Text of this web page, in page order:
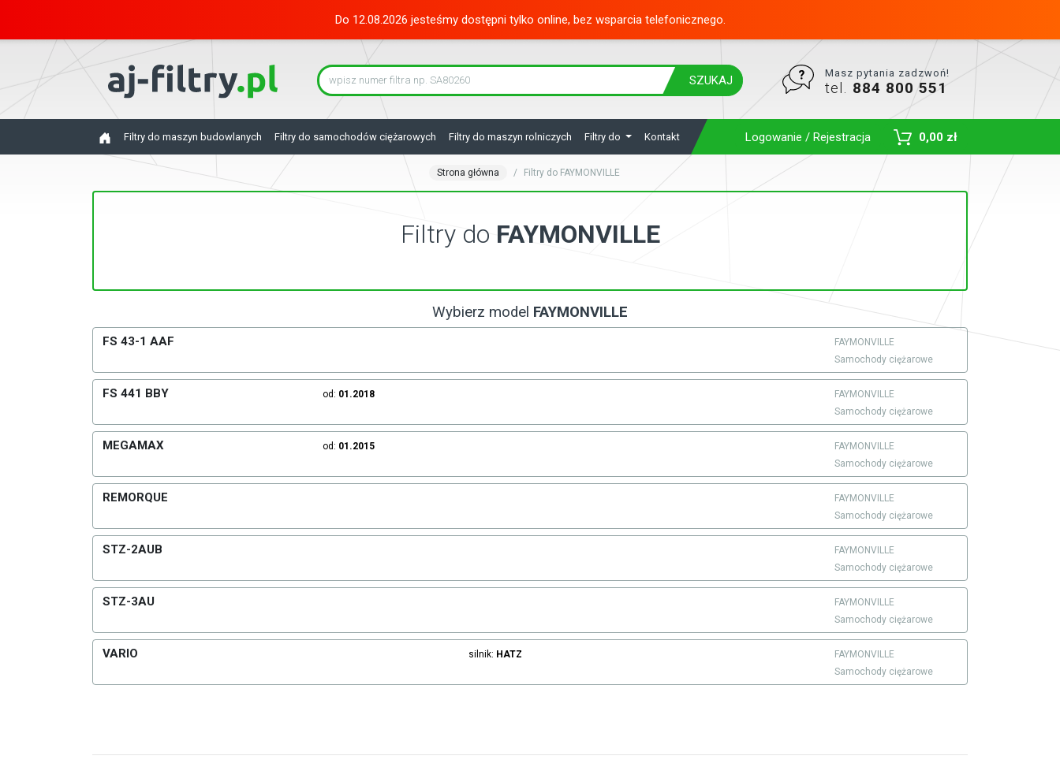
Do 12.08.2026 jesteśmy dostępni tylko online, bez wsparcia telefonicznego.
SZUKAJ
Masz pytania zadzwoń!
tel. 884 800 551
Filtry do maszyn budowlanych Filtry do samochodów ciężarowych Filtry do maszyn rolniczych Filtry do Kontakt Logowanie / Rejestracja 0,00 zł
Strona główna Filtry do FAYMONVILLE
Filtry do FAYMONVILLE
Wybierz model FAYMONVILLE
FS 43-1 AAF
FAYMONVILLE
Samochody ciężarowe
FS 441 BBY od: 01.2018
FAYMONVILLE
Samochody ciężarowe
MEGAMAX od: 01.2015
FAYMONVILLE
Samochody ciężarowe
REMORQUE
FAYMONVILLE
Samochody ciężarowe
STZ-2AUB
FAYMONVILLE
Samochody ciężarowe
STZ-3AU
FAYMONVILLE
Samochody ciężarowe
VARIO silnik: HATZ
FAYMONVILLE
Samochody ciężarowe